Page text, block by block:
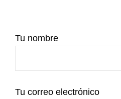
Tu nombre
Tu correo electrónico